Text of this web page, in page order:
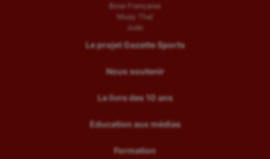
Boxe Française
Muay Thaï
Judo
Le projet Gazette Sports
Nous soutenir
Le livre des 10 ans
Education aux médias
Formation